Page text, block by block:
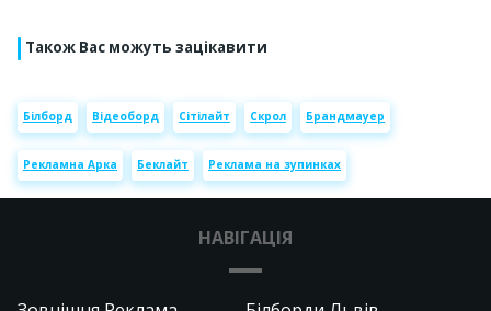
Також Вас можуть зацікавити
Білборд Відеоборд Сітілайт Скрол Брандмауер
Рекламна Арка Беклайт Реклама на зупинках
НАВІГАЦІЯ